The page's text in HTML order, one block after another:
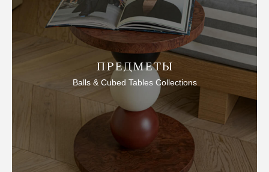
ПРЕДМЕТЫ
Balls & Cubed Tables Collections